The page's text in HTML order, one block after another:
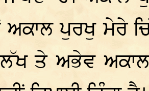
ਪੁਰਖੁ ਮੇਰੇ
ਤੇ ਅਭੇਵ